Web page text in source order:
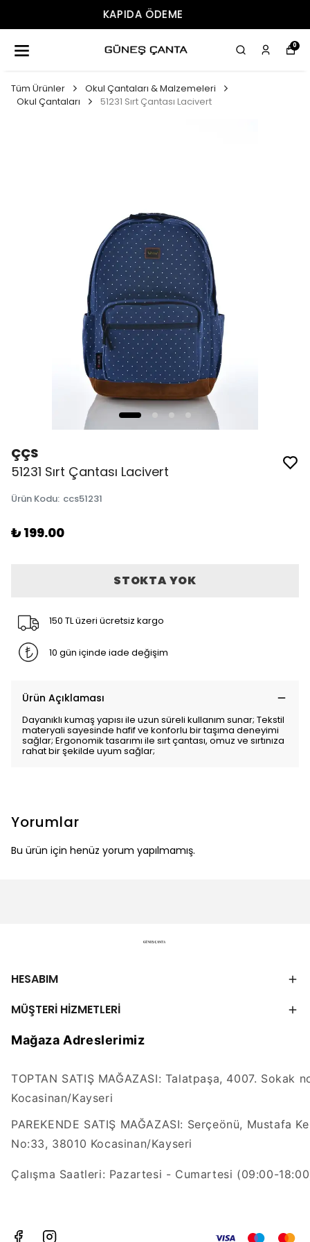
ÜCRETSIZ KARGO
0
Tüm Ürünler
Okul Çantaları & Malzemeleri
Okul Çantaları
51231 Sırt Çantası Lacivert
ÇÇS
51231 Sırt Çantası Lacivert
Ürün Kodu: ccs51231
₺ 199.00
STOKTA YOK
150 TL üzeri ücretsiz kargo
10 gün içinde iade değişim
Ürün Açıklaması
Dayanıklı kumaş yapısı ile uzun süreli kullanım sunar; Tekstil
materyali sayesinde hafif ve konforlu bir taşıma deneyimi
sağlar; Ergonomik tasarımı ile sırt çantası, omuz ve sırtınıza
rahat bir şekilde uyum sağlar;
Yorumlar
Bu ürün için henüz yorum yapılmamış.
HESABIM
MÜŞTERİ HİZMETLERİ
Mağaza Adreslerimiz
TOPTAN SATIŞ MAĞAZASI: Talatpaşa, 4007. Sokak
Kocasinan/Kayseri
PAREKENDE SATIŞ MAĞAZASI: Serçeönü, Mustafa
No:33, 38010 Kocasinan/Kayseri
Çalışma Saatleri: Pazartesi - Cumartesi (09:00-